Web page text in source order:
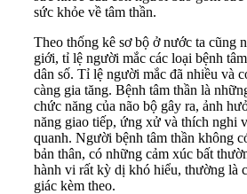
sức khỏe về tâm thần.
Theo thống kê sơ bộ ở nước ta cũng
giới, tỉ lệ người mắc các loại bệnh
dân số. Tỉ lệ người mắc đã nhiều và
càng gia tăng. Bệnh tâm thần là
chức năng của não bộ gây ra, ảnh
năng giao tiếp, ứng xử và thích nghi
quanh. Người bệnh tâm thần không
bản thân, có những cảm xúc bất
hành vi rất kỳ dị khó hiểu, thường là
giác kèm theo.